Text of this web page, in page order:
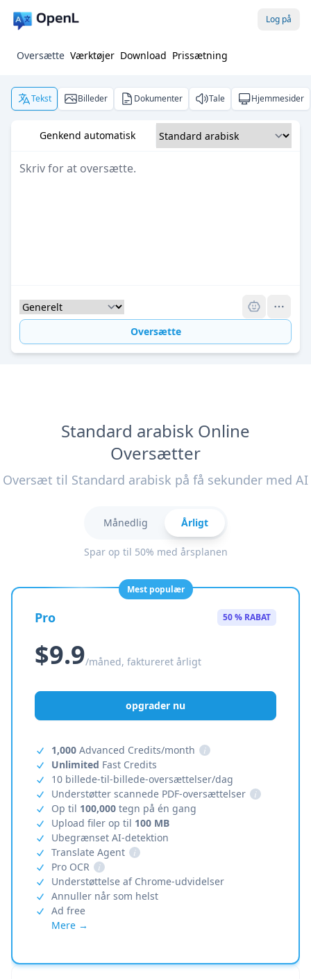
Log på
Oversætte Værktøjer Download Prissætning
Tekst Billeder Dokumenter Tale Hjemmesider
Genkend automatisk
Oversætte
Standard arabisk Online
Oversætter
Oversæt til Standard arabisk på få sekunder med AI
Månedlig Årligt
Spar op til 50% med årsplanen
Mest populær
Pro 50 % RABAT
$9.9/måned, faktureret årligt
opgrader nu
1,000 Advanced Credits/month
i
Unlimited Fast Credits
10 billede-til-billede-oversættelser/dag
Understøtter scannede PDF-oversættelser
i
Op til 100,000 tegn på én gang
Upload filer op til 100 MB
Ubegrænset AI-detektion
Translate Agent
i
Pro OCR
i
Understøttelse af Chrome-udvidelser
Annuller når som helst
Ad free
Mere →